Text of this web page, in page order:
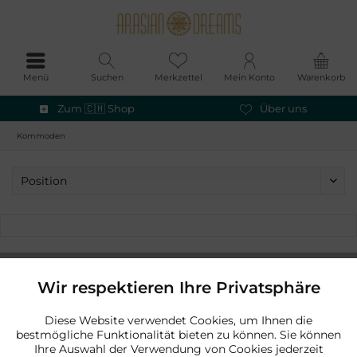
Zum 🇨🇭 Shop Über uns
Menü Warenkorb
Merkzettel Mein Konto
Suchen
Kommoden
Chinesische Kommoden bis zu 100 Jahre alt
Zum 🇨🇭 Shop Über uns
Funktionale Aktiv
Marketing Aktiv
Wir respektieren Ihre Privatsphäre
Diese Website verwendet Cookies, um Ihnen die
bestmögliche Funktionalität bieten zu können. Sie können
Ihre Auswahl der Verwendung von Cookies jederzeit